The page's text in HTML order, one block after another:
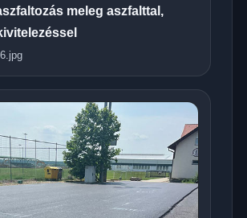
meleg aszfalttal,